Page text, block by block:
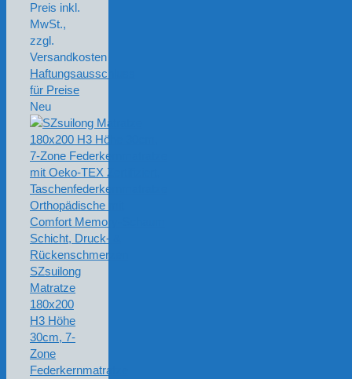
Preis inkl.
MwSt.,
zzgl.
Versandkosten
Haftungsausschluss
für Preise
Neu
SZsuilong
Matratze
180x200
H3 Höhe
30cm, 7-
Zone
Federkernmatratze